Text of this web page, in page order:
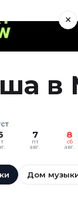
×
в
7
пт
авг.
8
сб
авг.
Дом